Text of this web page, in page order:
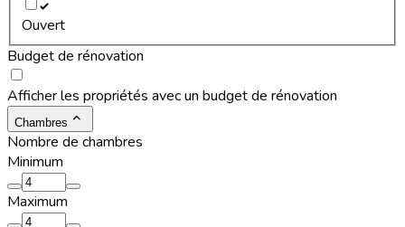
Ouvert
Budget de rénovation
Afficher les propriétés avec un budget de rénovation
Chambres
Nombre de chambres
Minimum
Maximum